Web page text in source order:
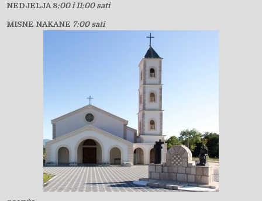
NEDJELJA 8:00 i 11:00 sati
MISNE NAKANE 7:00 sati